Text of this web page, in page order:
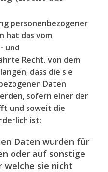
personenbezogener
hat das vom
und
Recht, von dem
dass die sie
Daten
sofern einer der
und soweit die
ist:
Daten wurden für
oder auf sonstige
welche sie nicht